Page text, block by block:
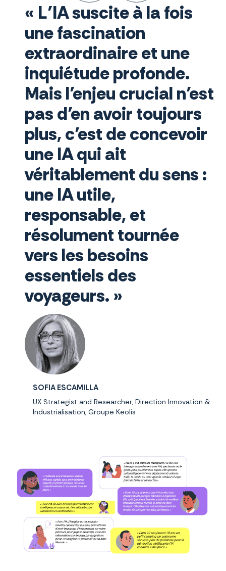
SOFIA ESCAMILLA
UX Strategist and Researcher, Direction Innovation &
Industrialisation, Groupe Keolis
« L’IA suscite à la fois
une fascination
extraordinaire et une
inquiétude profonde.
Mais l’enjeu crucial n’est
pas d’en avoir toujours
plus, c’est de concevoir
une IA qui ait
véritablement du sens :
une IA utile,
responsable, et
résolument tournée
vers les besoins
essentiels des
voyageurs. »